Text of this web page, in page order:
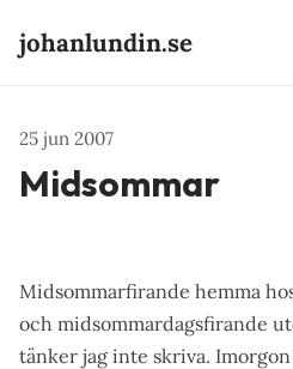
johanlundin.se
25 jun 2007
Midsommar
Midsommarfirande hemma
och midsommardagsfirande
tänker jag inte skriva.